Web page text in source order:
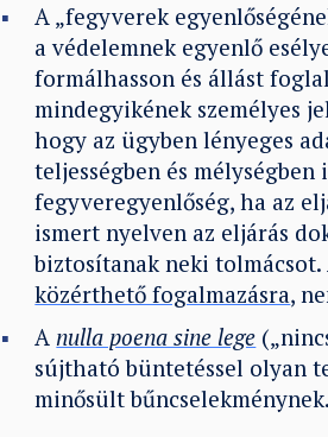
A „fegyverek
a védelemnek egyenlő
formálhasson és állást
mindegyikének személyes
hogy az ügyben lényeges
teljességben és
fegyveregyenlőség, ha az
ismert nyelven az eljárás
biztosítanak neki
közérthető fogalmazásra,
A nulla poena sine lege
sújtható büntetéssel olyan
minősült bűncselekménynek.